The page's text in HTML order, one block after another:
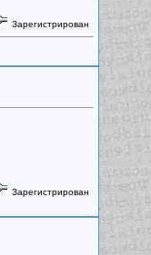
Зарегистрирован
Зарегистрирован